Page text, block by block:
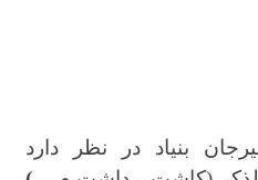
بنیاد در نظر دارد